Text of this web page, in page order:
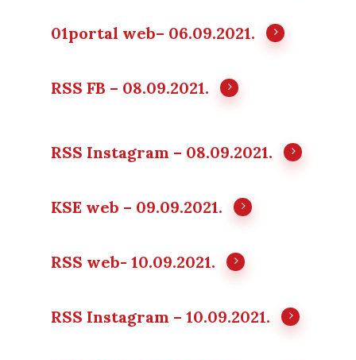
01portal web– 06.09.2021.
RSS FB – 08.09.2021.
RSS Instagram – 08.09.2021.
KSE web – 09.09.2021.
RSS web- 10.09.2021.
RSS Instagram – 10.09.2021.